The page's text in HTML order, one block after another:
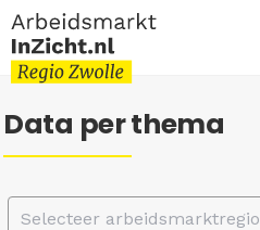
Data per thema
Selecteer arbeidsmarktregio